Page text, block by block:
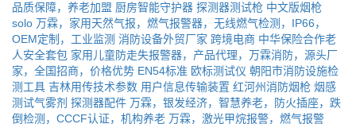
品质保障，养老加盟 厨房智能守护器 探测器测试枪 中文版烟枪
solo 万霖，家用天然气报，燃气报警器，无线燃气检测，IP66，
OEM定制，工业监测 消防设备外贸厂家 跨境电商 中华保险合作老
人安全套包 家用儿童防走失报警器，产品代理，万霖消防，源头厂
家，全国招商，价格优势 EN54标准 欧标测试仪 朝阳市消防设施检
测工具 吉林用传技术参数 用户信息传输装置 红河州消防烟枪 烟感
测试气雾剂 探测器配件 万霖，银发经济，智慧养老，防火插座，跌
倒检测，CCCF认证，机构养老 万霖，激光甲烷报警，燃气报警